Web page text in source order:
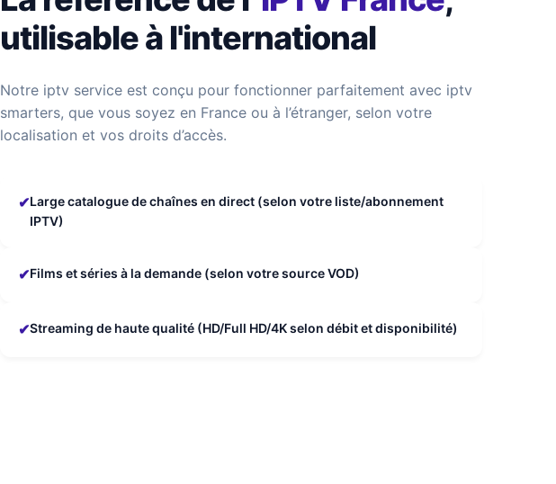
utilisable à l'international
Notre iptv service est conçu pour fonctionner parfaitement avec iptv
smarters, que vous soyez en France ou à l’étranger, selon votre
localisation et vos droits d’accès.
✔Large catalogue de chaînes en direct (selon votre liste/abonnement
IPTV)
✔Films et séries à la demande (selon votre source VOD)
✔Streaming de haute qualité (HD/Full HD/4K selon débit et disponibilité)